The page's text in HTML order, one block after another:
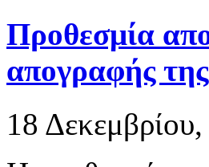
Προθεσμία
απογραφής
18